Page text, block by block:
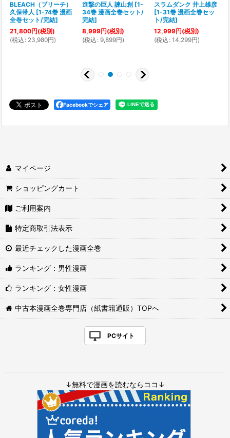
BLEACH（ブリーチ）
久保帯人 [1-74巻 漫画
全巻セット/完結]
21,800円(税別)
(税込 : 23,980円)
進撃の巨人 諫山創 [1-
34巻 漫画全巻セット/
完結]
8,999円(税別)
(税込 : 9,899円)
スラムダンク 井上雄彦
[1-31巻 漫画全巻セッ
ト/完結]
12,999円(税別)
(税込 : 14,299円)
Facebookでシェア
マイページ
ショッピングカート
ご利用案内
特定商取引法表示
最近チェックした漫画全巻
ランキング：男性漫画
ランキング：女性漫画
中古本漫画全巻専門店（紙書籍通販）TOPへ
PCサイト
↓無料で漫画を読むならココ↓